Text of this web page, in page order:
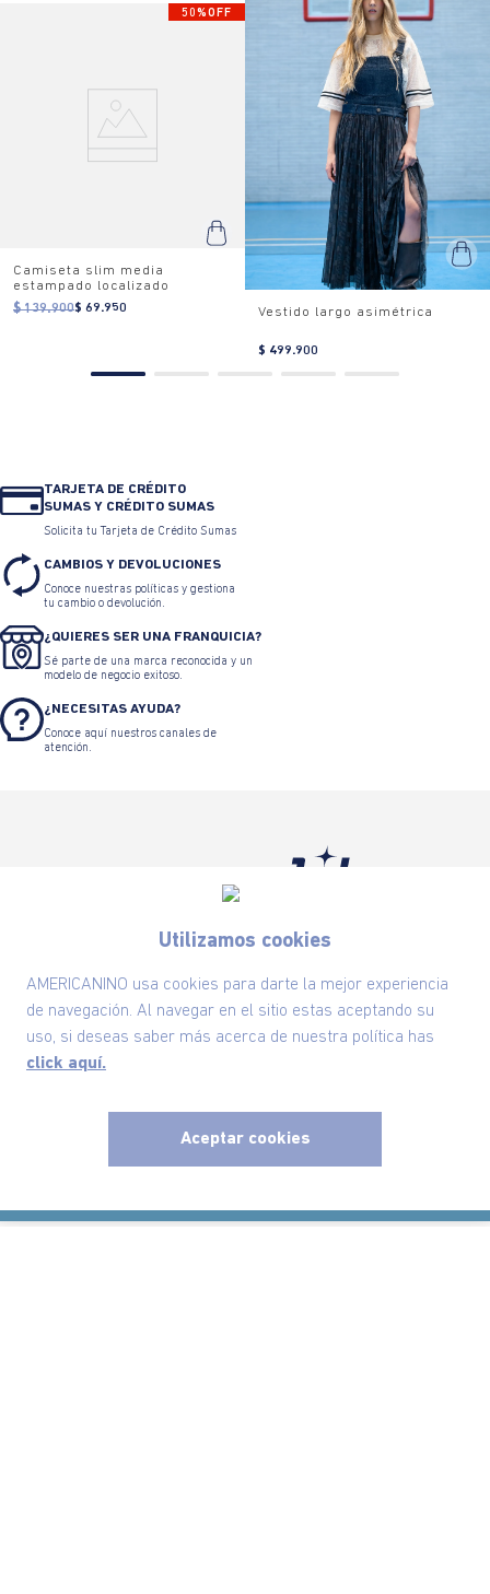
Utilizamos cookies
AMERICANINO usa cookies para darte la mejor experiencia
de navegación. Al navegar en el sitio estas aceptando su
uso, si deseas saber más acerca de nuestra política has
click aquí.
Aceptar cookies
50%OFF
Camiseta slim media
estampado localizado
$ 139.900$ 69.950 Vestido largo asimétrica
$ 499.900
TARJETA DE CRÉDITO
SUMAS Y CRÉDITO SUMAS
Solicita tu Tarjeta de Crédito Sumas
CAMBIOS Y DEVOLUCIONES
Conoce nuestras políticas y gestiona
tu cambio o devolución.
¿QUIERES SER UNA FRANQUICIA?
Sé parte de una marca reconocida y un
modelo de negocio exitoso.
¿NECESITAS AYUDA?
Conoce aquí nuestros canales de
atención.
las ofertas exclusivas y lo último en moda
SUSCRÍBETE AHORA
Políticas